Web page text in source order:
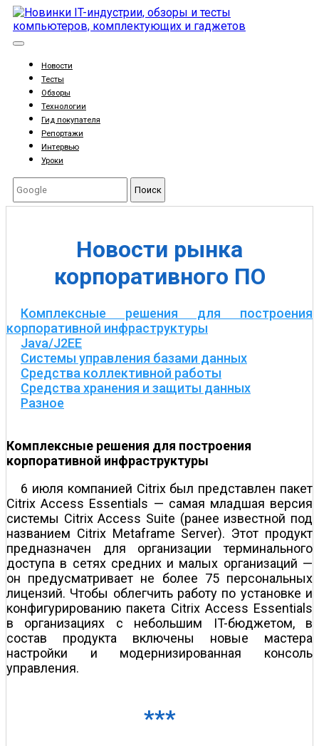
Новости
Тесты
Обзоры
Технологии
Гид покупателя
Репортажи
Интервью
Уроки
Поиск
Новости рынка
корпоративного ПО
Комплексные решения для построения
корпоративной инфраструктуры
Java/J2EE
Системы управления базами данных
Средства коллективной работы
Средства хранения и защиты данных
Разное
Комплексные решения для построения
корпоративной инфраструктуры
6 июля компанией Citrix был представлен пакет
Citrix Access Essentials — самая младшая версия
системы Citrix Access Suite (ранее известной под
названием Citrix Metaframe Server). Этот продукт
предназначен для организации терминального
доступа в сетях средних и малых организаций —
он предусматривает не более 75 персональных
лицензий. Чтобы облегчить работу по установке и
конфигурированию пакета Citrix Access Essentials
в организациях с небольшим IT-бюджетом, в
состав продукта включены новые мастера
настройки и модернизированная консоль
управления.
***